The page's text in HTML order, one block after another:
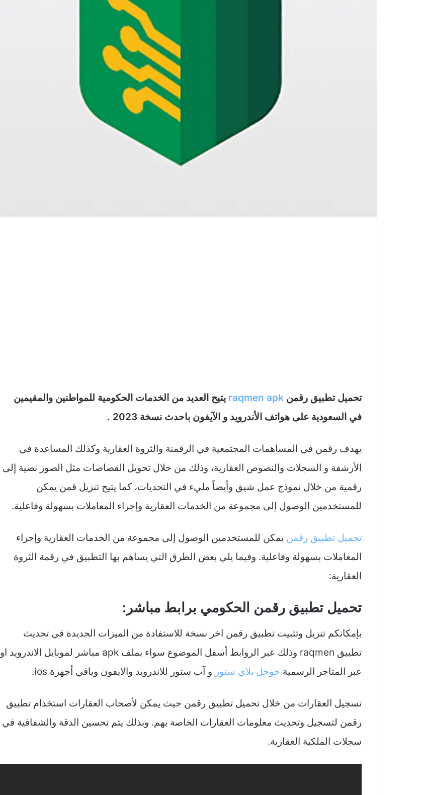
تحميل تطبيق رقمن
يتيح العديد من الخدمات الحكومية للمواطنين والمقيمين
في السعودية على هواتف الأندرويد و الآيفون باحدث نسخة 2023 .
يهدف رقمن في المساهمات المجتمعية في الرقمنة والثروة العقارية وكذلك المساعدة في
الأرشفة و السجلات والنصوص العقارية، وذلك من خلال تحويل القصاصات مثل الصور نصية إلى
رقمية من خلال نموذج عمل شيق وأيضاً مليء في التحديات، كما يتيح تنزيل قمن يمكن
للمستخدمين الوصول إلى مجموعة من الخدمات العقارية وإجراء المعاملات بسهولة وفاعلية.
تحميل تطبيق رقمن يمكن للمستخدمين الوصول إلى مجموعة من الخدمات العقارية وإجراء
المعاملات بسهولة وفاعلية. وفيما يلي بعض الطرق التي يساهم بها التطبيق في رقمة الثروة
العقارية:
تحميل تطبيق رقمن الحكومي برابط مباشر:
بإمكانكم تنزيل وتثبيت تطبيق رقمن اخر نسخة للاستفادة من الميزات الجديدة في تحديث
تطبيق raqmen وذلك عبر الروابط أسفل الموضوع سواء بملف apk مباشر لموبايل الاندرويد او
عبر المتاجر الرسمية جوجل بلاي ستور و آب ستور للاندرويد والايفون وباقي أجهزة ios.
تسجيل العقارات من خلال تحميل تطبيق رقمن حيث يمكن لأصحاب العقارات استخدام تطبيق
رقمن لتسجيل وتحديث معلومات العقارات الخاصة بهم. وبذلك يتم تحسين الدقة والشفافية في
سجلات الملكية العقارية.